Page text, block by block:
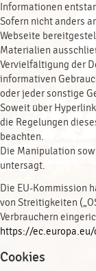
Informationen
Sofern nicht anders
Webseite
Materialien
Vervielfältigung der
informativen
oder jeder sonstige
Soweit über
die Regelungen
beachten.
Die Manipulation
untersagt.
Die EU-Kommission
von Streitigkeiten
Verbrauchern
https://
Cookies